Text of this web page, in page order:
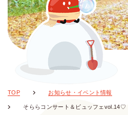
TOP お知らせ・イベント情報
そららコンサート＆ビュッフェvol.14♡